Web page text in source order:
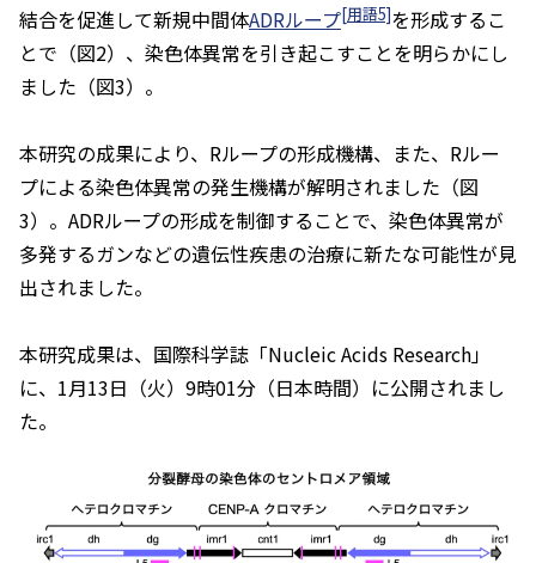
結合を促進して新規中間体ADRループ[用語5]を形成するこ
とで（図2）、染色体異常を引き起こすことを明らかにし
ました（図3）。
本研究の成果により、Rループの形成機構、また、Rルー
プによる染色体異常の発生機構が解明されました（図
3）。ADRループの形成を制御することで、染色体異常が
多発するガンなどの遺伝性疾患の治療に新たな可能性が見
出されました。
本研究成果は、国際科学誌「Nucleic Acids Research」
に、1月13日（火）9時01分（日本時間）に公開されまし
た。